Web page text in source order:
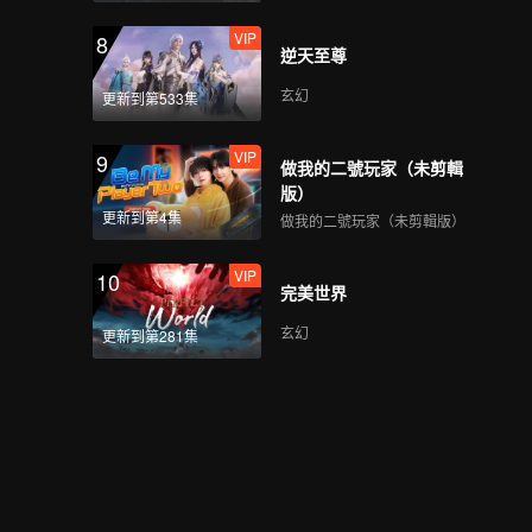
8
更新到第533集
VIP
逆天至尊
玄幻
9
更新到第4集
VIP
做我的二號玩家（未剪輯
版）
做我的二號玩家（未剪輯版）
10
更新到第281集
VIP
完美世界
玄幻